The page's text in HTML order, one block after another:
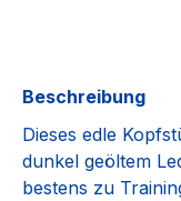
Beschreibung
Dieses edle
dunkel geöltem
bestens zu